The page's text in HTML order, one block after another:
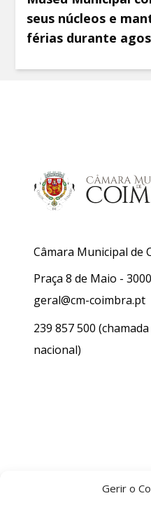
Gerir o
seus núcleos e
férias durante
Câmara Municipal de
Praça 8 de Maio -
geral@cm-coimbra.pt
239 857 500
nacional)